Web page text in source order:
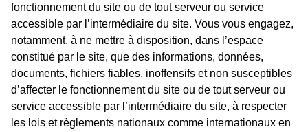
fonctionnement du site ou de tout serveur ou service
accessible par l’intermédiaire du site. Vous vous engagez,
notamment, à ne mettre à disposition, dans l’espace
constitué par le site, que des informations, données,
documents, fichiers fiables, inoffensifs et non susceptibles
d’affecter le fonctionnement du site ou de tout serveur ou
service accessible par l’intermédiaire du site, à respecter
les lois et règlements nationaux comme internationaux en